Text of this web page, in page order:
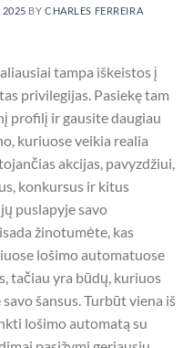
2025 BYCHARLES FERREIRA
tampa iškeistos į
privilegijas. Pasiekę tam
profilį ir gausite daugiau
kuriuose veikia realia
akcijas, pavyzdžiui,
konkursus ir kitus
puslapyje savo
žinotumėte, kas
lošimo automatuose
tačiau yra būdų, kuriuos
šansus. Turbūt viena iš
lošimo automatą su